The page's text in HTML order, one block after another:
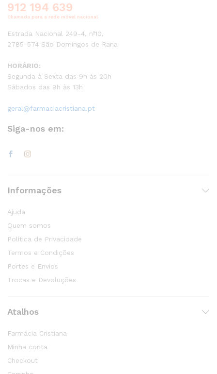
912 194 639
Chamada para a rede móvel nacional
Estrada Nacional 249-4, nº10,
2785-574 São Domingos de Rana
HORÁRIO:
Segunda à Sexta das 9h às 20h
Sábados das 9h às 13h
geral@farmaciacristiana.pt
Siga-nos em:
Informações
Ajuda
Quem somos
Política de Privacidade
Termos e Condições
Portes e Envios
Trocas e Devoluções
Atalhos
Farmácia Cristiana
Minha conta
Checkout